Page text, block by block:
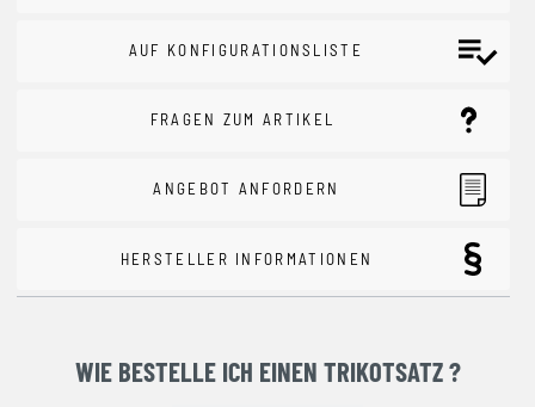
AUF KONFIGURATIONSLISTE
FRAGEN ZUM ARTIKEL
ANGEBOT ANFORDERN
HERSTELLER INFORMATIONEN
WIE BESTELLE ICH EINEN TRIKOTSATZ ?